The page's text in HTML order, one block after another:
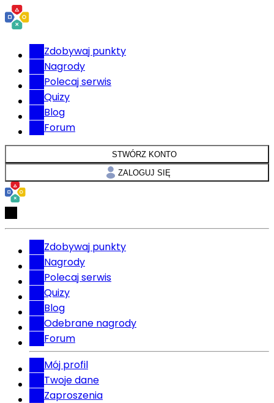
Zdobywaj punkty
Nagrody
Polecaj serwis
Quizy
Blog
Forum
STWÓRZ KONTO
ZALOGUJ SIĘ
Zdobywaj punkty
Nagrody
Polecaj serwis
Quizy
Blog
Odebrane nagrody
Forum
Mój profil
Twoje dane
Zaproszenia